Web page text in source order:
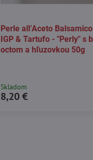
Perle all’Aceto
IGP & Tartufo - "Perly" s
octom a hľuzovkou 50g
Skladom
8,20 €